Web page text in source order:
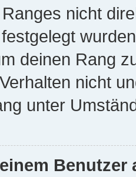
nicht
deinen Rang
nicht
unter